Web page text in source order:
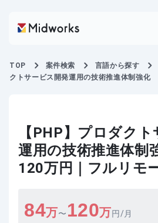
TOP 案件検索 言語から探す
クトサービス開発運用の技術推進体制強化
【PHP】プロダク
運用の技術推進体制
120万円｜フルリモ
84万〜 120万円/月